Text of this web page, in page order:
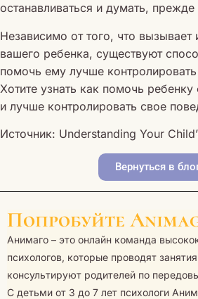
останавливаться и думать,
Независимо от того, что вызывает
вашего ребенка, существуют
помочь ему лучше
Хотите узнать как помочь
и лучше контролировать свое
Источник: Understanding Your
Вернуться в
Попробуйте
Анимаго – это онлайн команда
психологов, которые проводят
консультируют родителей по
С детьми от 3 до 7 лет психологи